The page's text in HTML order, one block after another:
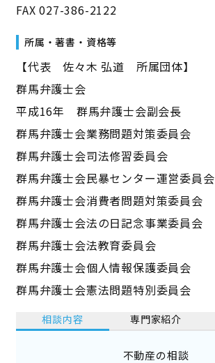
FAX 027-386-2122
所属・著書・資格等
【代表 佐々木 弘道 所属団体】
群馬弁護士会
平成16年 群馬弁護士会副会長
群馬弁護士会業務問題対策委員会
群馬弁護士会司法修習委員会
群馬弁護士会民暴センター運営委員会
群馬弁護士会消費者問題対策委員会
群馬弁護士会法の日記念事業委員会
群馬弁護士会法教育委員会
群馬弁護士会個人情報保護委員会
群馬弁護士会憲法問題特別委員会
相談内容 専門家紹介
不動産の相談